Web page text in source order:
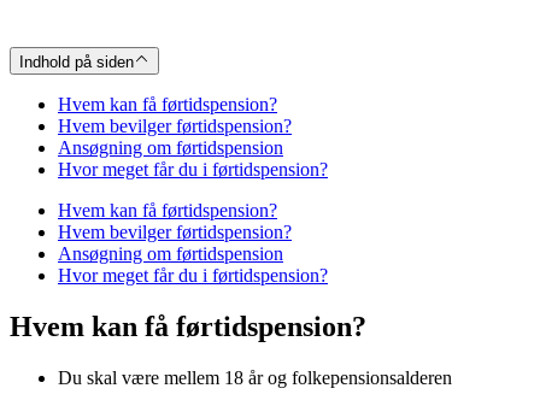
Indhold på siden
Hvem kan få førtidspension?
Hvem bevilger førtidspension?
Ansøgning om førtidspension
Hvor meget får du i førtidspension?
Hvem kan få førtidspension?
Hvem bevilger førtidspension?
Ansøgning om førtidspension
Hvor meget får du i førtidspension?
Hvem kan få førtidspension?
Du skal være mellem 18 år og folkepensionsalderen